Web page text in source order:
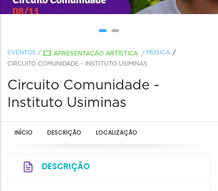
EVENTOS / APRESENTAÇÃO ARTÍSTICA / MÚSICA
CIRCUITO COMUNIDADE - INSTITUTO USIMINAS
Circuito Comunidade -
Instituto Usiminas
INÍCIO DESCRIÇÃO LOCALIZAÇÃO
DESCRIÇÃO